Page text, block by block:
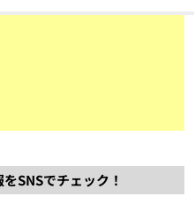
SNSでチェック！